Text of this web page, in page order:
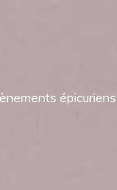
épicuriens